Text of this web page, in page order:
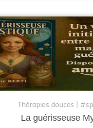
Thérapies douces
La guérisseuse